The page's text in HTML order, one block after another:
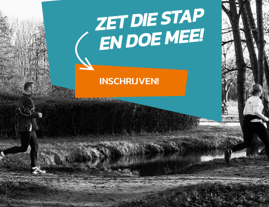
ZET DIE STAP
EN DOE MEE!
INSCHRIJVEN!